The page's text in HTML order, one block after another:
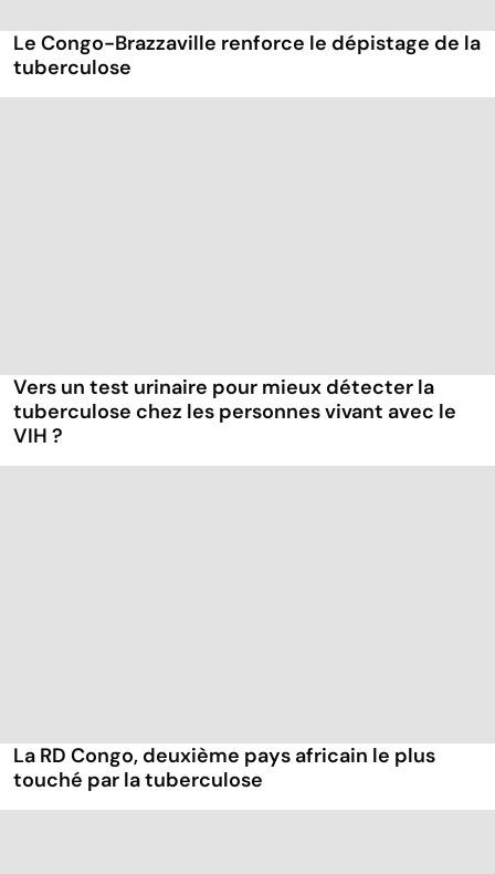
Le Congo-Brazzaville renforce le dépistage de la
tuberculose
Vers un test urinaire pour mieux détecter la
tuberculose chez les personnes vivant avec le
VIH ?
La RD Congo, deuxième pays africain le plus
touché par la tuberculose